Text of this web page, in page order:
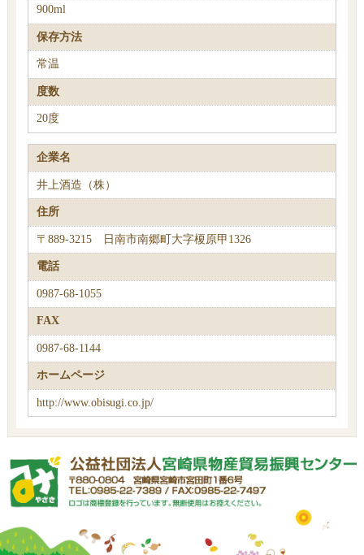
900ml
保存方法
常温
度数
20度
企業名
井上酒造（株）
住所
〒889-3215 日南市南郷町大字榎原甲1326
電話
0987-68-1055
FAX
0987-68-1144
ホームページ
http://www.obisugi.co.jp/